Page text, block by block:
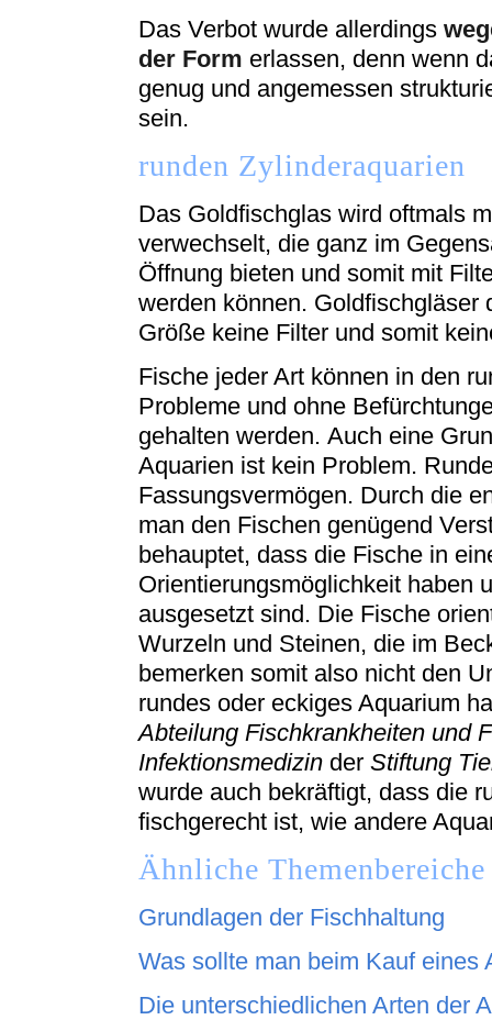
Das Verbot wurde allerdings
der Form erlassen, denn wenn
genug und angemessen
sein.
runden Zylinderaquarien
Das Goldfischglas wird oftmals
verwechselt, die ganz im
Öffnung bieten und somit mit
werden können. Goldfischgläser
Größe keine Filter und somit
Fische jeder Art können in den
Probleme und ohne
gehalten werden. Auch eine
Aquarien ist kein Problem.
Fassungsvermögen. Durch die
man den Fischen genügend
behauptet, dass die Fische in
Orientierungsmöglichkeit haben
ausgesetzt sind. Die Fische
Wurzeln und Steinen, die im
bemerken somit also nicht den
rundes oder eckiges Aquarium
Abteilung Fischkrankheiten und
Infektionsmedizin der Stiftung
wurde auch bekräftigt, dass die
fischgerecht ist, wie andere
Ähnliche
Grundlagen der Fischhaltung
Was sollte man beim Kauf eines
Die unterschiedlichen Arten der